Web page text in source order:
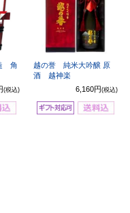
角
(税込)
越の誉 純米大吟醸 原
酒 越神楽
6,160円(税込)